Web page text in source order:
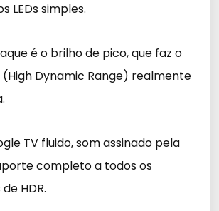
LEDs simples.
é o brilho de pico, que faz o
(High Dynamic Range) realmente
TV fluido, som assinado pela
completo a todos os
HDR.